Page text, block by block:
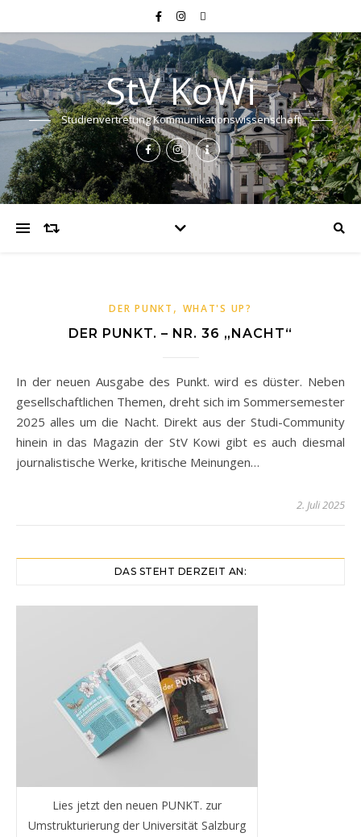
StV KoWi
Studienvertretung Kommunikationswissenschaft
DER PUNKT , WHAT'S UP?
DER PUNKT. – NR. 36 „NACHT“
In der neuen Ausgabe des Punkt. wird es düster. Neben
gesellschaftlichen Themen, dreht sich im Sommersemester
2025 alles um die Nacht. Direkt aus der Studi-Community
hinein in das Magazin der StV Kowi gibt es auch diesmal
journalistische Werke, kritische Meinungen…
2. Juli 2025
DAS STEHT DERZEIT AN:
Lies jetzt den neuen PUNKT. zur
Umstrukturierung der Universität Salzburg